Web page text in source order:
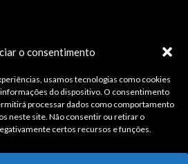
o consentimento
usamos tecnologias como cookies
do dispositivo. O consentimento
processar dados como comportamento
neste site. Não consentir ou retirar o
certos recursos e funções.